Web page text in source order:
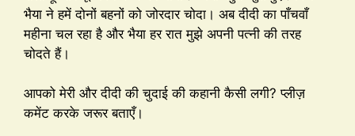
भैया ने हमें दोनों बहनों को जोरदार चोदा। अब दीदी का पाँचवाँ
महीना चल रहा है और भैया हर रात मुझे अपनी पत्नी की तरह
चोदते हैं।
आपको मेरी और दीदी की चुदाई की कहानी कैसी लगी? प्लीज़
कमेंट करके जरूर बताएँ।